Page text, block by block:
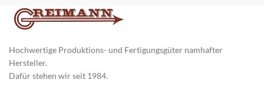
55027/5)
Hochwertige Produktions- und Fertigungsgüter namhafter
Hersteller.
Dafür stehen wir seit 1984.